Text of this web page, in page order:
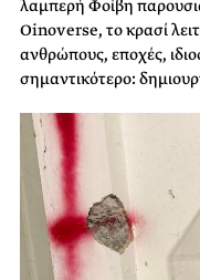
λαμπερή Φοίβη
Oinoverse, το κρασί
ανθρώπους, εποχές,
σημαντικότερο: